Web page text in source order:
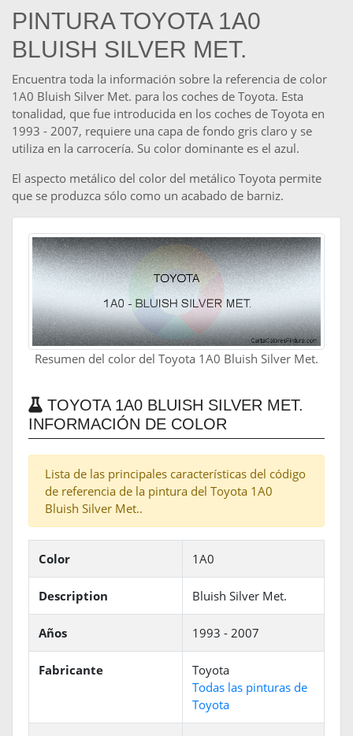
PINTURA TOYOTA 1A0
BLUISH SILVER MET.
Encuentra toda la información sobre la referencia de color
1A0 Bluish Silver Met. para los coches de Toyota. Esta
tonalidad, que fue introducida en los coches de Toyota en
1993 - 2007, requiere una capa de fondo gris claro y se
utiliza en la carrocería. Su color dominante es el azul.
El aspecto metálico del color del metálico Toyota permite
que se produzca sólo como un acabado de barniz.
Resumen del color del Toyota 1A0 Bluish Silver Met.
TOYOTA 1A0 BLUISH SILVER MET.
INFORMACIÓN DE COLOR
Lista de las principales características del código
de referencia de la pintura del Toyota 1A0
Bluish Silver Met..
Color 1A0
Description Bluish Silver Met.
Años 1993 - 2007
Fabricante
Toyota
Todas las pinturas de
Toyota